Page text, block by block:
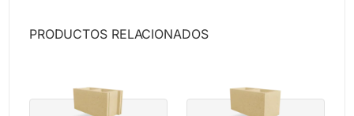
PRODUCTOS RELACIONADOS